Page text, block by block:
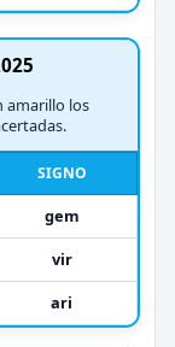
amarillo los
SIGNO
gem
vir
ari